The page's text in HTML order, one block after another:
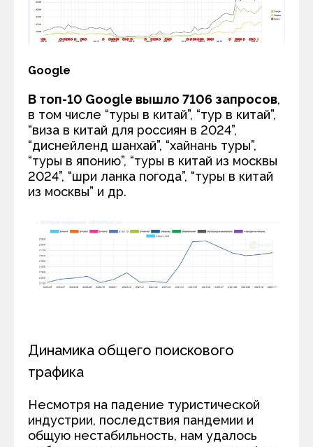
Google
В топ-10 Google вышло 7106 запросов,
в том числе “туры в китай”, “тур в китай”,
“виза в китай для россиян в 2024”,
“диснейленд шанхай”, “хайнань туры”,
“туры в японию”, “туры в китай из москвы
2024”, “шри ланка погода”, “туры в китай
из москвы” и др.
Динамика общего поискового
трафика
Несмотря на падение туристической
индустрии, последствия пандемии и
общую нестабильность, нам удалось